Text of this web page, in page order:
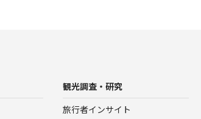
観光調査・研究
旅行者インサイト